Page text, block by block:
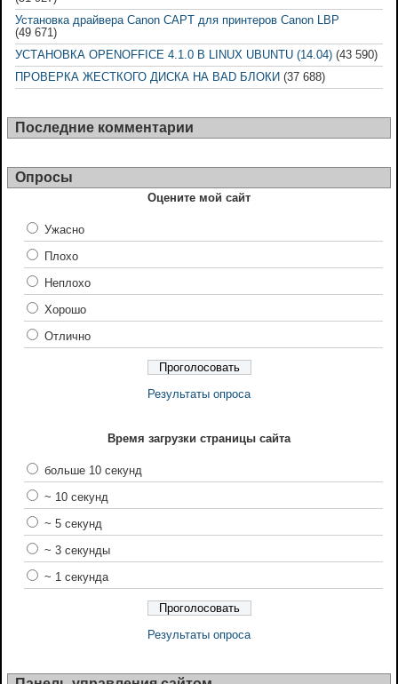
Установка драйвера Canon CAPT для принтеров Canon LBP
(49 671)
УСТАНОВКА OPENOFFICE 4.1.0 В LINUX UBUNTU (14.04) (43 590)
ПРОВЕРКА ЖЕСТКОГО ДИСКА НА BAD БЛОКИ (37 688)
Последние комментарии
Опросы
Оцените мой сайт
Ужасно
Плохо
Неплохо
Хорошо
Отлично
Результаты опроса
Время загрузки страницы сайта
больше 10 секунд
~ 10 секунд
~ 5 секунд
~ 3 секунды
~ 1 секунда
Результаты опроса